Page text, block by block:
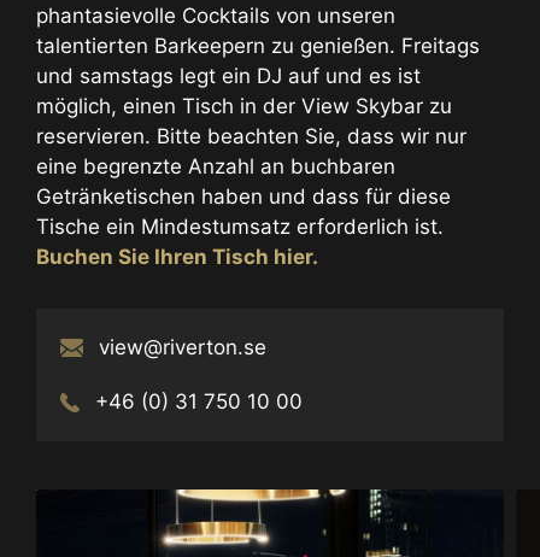
phantasievolle Cocktails von unseren
talentierten Barkeepern zu genießen. Freitags
und samstags legt ein DJ auf und es ist
möglich, einen Tisch in der View Skybar zu
reservieren. Bitte beachten Sie, dass wir nur
eine begrenzte Anzahl an buchbaren
Getränketischen haben und dass für diese
Tische ein Mindestumsatz erforderlich ist.
Buchen Sie Ihren Tisch hier.
view@riverton.se
+46 (0) 31 750 10 00